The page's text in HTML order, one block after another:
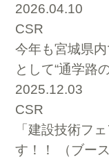
2026.04.10
CSR
今年も宮城県
として“通学路
2025.12.03
CSR
「建設技術フ
す！！ （ブー